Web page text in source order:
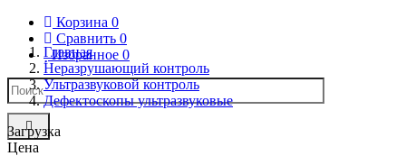
Корзина 0
Сравнить 0
Избранное 0
Главная
Неразрушающий контроль
Ультразвуковой контроль
Дефектоскопы ультразвуковые
Загрузка
Цена